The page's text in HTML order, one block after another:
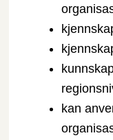
kan